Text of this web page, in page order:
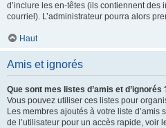
d’inclure les en-têtes (ils contiennent des
courriel). L’administrateur pourra alors
Haut
Amis et ignorés
Que sont mes listes d’amis et d’ignorés
Vous pouvez utiliser ces listes pour
Les membres ajoutés à votre liste d’amis
de l’utilisateur pour un accès rapide, voir